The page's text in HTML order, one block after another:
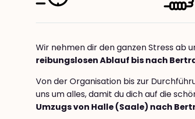
Wir nehmen dir den ganzen Stress ab
reibungslosen Ablauf bis nach
Von der Organisation bis zur
uns um alles, damit du dich auf die
Umzugs von Halle (Saale) nach